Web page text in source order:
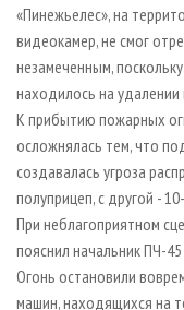
ИНСТРУМЕНТ И
БИБЛИОТЕКА
«Пинежьелес», на
видеокамер, не смог
незамеченным,
находилось на удалении
К прибытию пожарных
осложнялась тем, что
создавалась угроза
полуприцеп, с другой -
При неблагоприятном
пояснил начальник ПЧ-
Огонь остановили
машин, находящихся на